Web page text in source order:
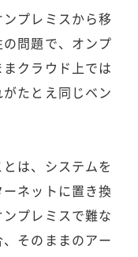
プレミスから移
問題で、オンプ
クラウド上では
たとえ同じベン
は、システムを
ネットに置き換
プレミスで難な
そのままのアー